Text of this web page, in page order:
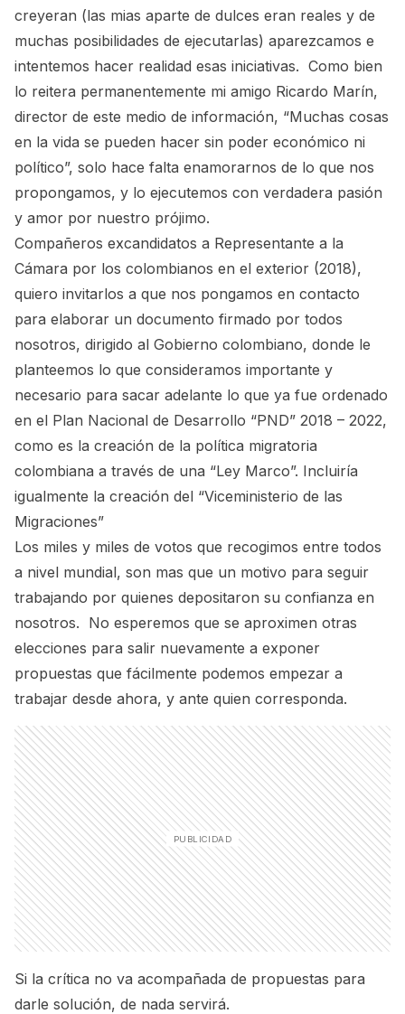
creyeran (las mias aparte de dulces eran reales y de
muchas posibilidades de ejecutarlas) aparezcamos e
intentemos hacer realidad esas iniciativas. Como bien
lo reitera permanentemente mi amigo Ricardo Marín,
director de este medio de información, “Muchas cosas
en la vida se pueden hacer sin poder económico ni
político”, solo hace falta enamorarnos de lo que nos
propongamos, y lo ejecutemos con verdadera pasión
y amor por nuestro prójimo.
Compañeros excandidatos a Representante a la
Cámara por los colombianos en el exterior (2018),
quiero invitarlos a que nos pongamos en contacto
para elaborar un documento firmado por todos
nosotros, dirigido al Gobierno colombiano, donde le
planteemos lo que consideramos importante y
necesario para sacar adelante lo que ya fue ordenado
en el Plan Nacional de Desarrollo “PND” 2018 – 2022,
como es la creación de la política migratoria
colombiana a través de una “Ley Marco”. Incluiría
igualmente la creación del “Viceministerio de las
Migraciones”
Los miles y miles de votos que recogimos entre todos
a nivel mundial, son mas que un motivo para seguir
trabajando por quienes depositaron su confianza en
nosotros. No esperemos que se aproximen otras
elecciones para salir nuevamente a exponer
propuestas que fácilmente podemos empezar a
trabajar desde ahora, y ante quien corresponda.
Si la crítica no va acompañada de propuestas para
darle solución, de nada servirá.